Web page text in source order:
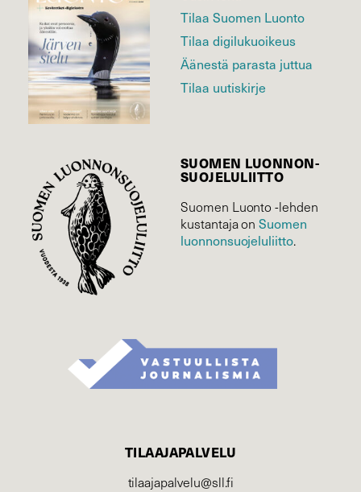
Tilaa Suomen Luonto
Tilaa digilukuoikeus
Äänestä parasta juttua
Tilaa uutiskirje
SUOMEN LUONNON­
SUOJELU­LIITTO
Suomen Luonto -lehden
kustantaja onSuomen
luonnonsuojelu­liitto.
TILAAJAPALVELU
tilaajapalvelu@sll.fi